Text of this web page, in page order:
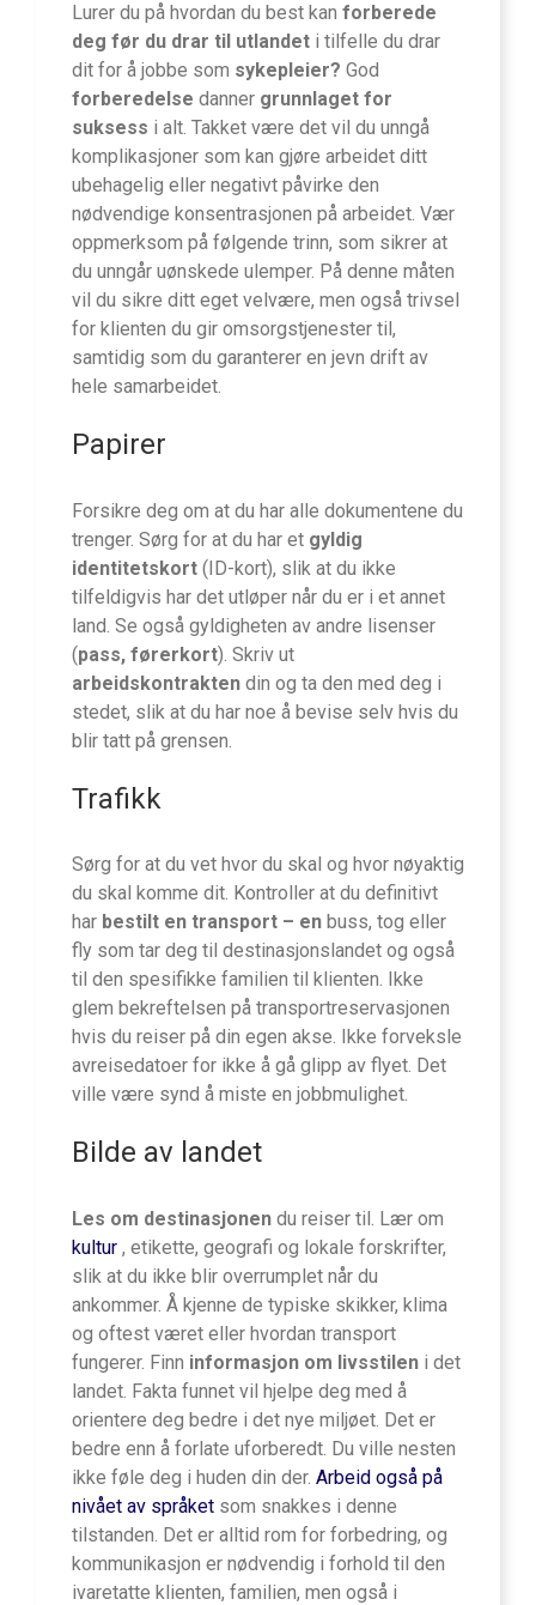
Lurer du på hvordan du best kan forberede
deg før du drar til utlandet i tilfelle du drar
dit for å jobbe som sykepleier? God
forberedelse danner grunnlaget for
suksess i alt. Takket være det vil du unngå
komplikasjoner som kan gjøre arbeidet ditt
ubehagelig eller negativt påvirke den
nødvendige konsentrasjonen på arbeidet. Vær
oppmerksom på følgende trinn, som sikrer at
du unngår uønskede ulemper. På denne måten
vil du sikre ditt eget velvære, men også trivsel
for klienten du gir omsorgstjenester til,
samtidig som du garanterer en jevn drift av
hele samarbeidet.
Papirer
Forsikre deg om at du har alle dokumentene du
trenger. Sørg for at du har et gyldig
identitetskort (ID-kort), slik at du ikke
tilfeldigvis har det utløper når du er i et annet
land. Se også gyldigheten av andre lisenser
(pass, førerkort). Skriv ut
arbeidskontrakten din og ta den med deg i
stedet, slik at du har noe å bevise selv hvis du
blir tatt på grensen.
Trafikk
Sørg for at du vet hvor du skal og hvor nøyaktig
du skal komme dit. Kontroller at du definitivt
har bestilt en transport – en buss, tog eller
fly som tar deg til destinasjonslandet og også
til den spesifikke familien til klienten. Ikke
glem bekreftelsen på transportreservasjonen
hvis du reiser på din egen akse. Ikke forveksle
avreisedatoer for ikke å gå glipp av flyet. Det
ville være synd å miste en jobbmulighet.
Bilde av landet
Les om destinasjonen du reiser til. Lær om
kultur , etikette, geografi og lokale forskrifter,
slik at du ikke blir overrumplet når du
ankommer. Å kjenne de typiske skikker, klima
og oftest været eller hvordan transport
fungerer. Finn informasjon om livsstilen i det
landet. Fakta funnet vil hjelpe deg med å
orientere deg bedre i det nye miljøet. Det er
bedre enn å forlate uforberedt. Du ville nesten
ikke føle deg i huden din der. Arbeid også på
nivået av språket som snakkes i denne
tilstanden. Det er alltid rom for forbedring, og
kommunikasjon er nødvendig i forhold til den
ivaretatte klienten, familien, men også i